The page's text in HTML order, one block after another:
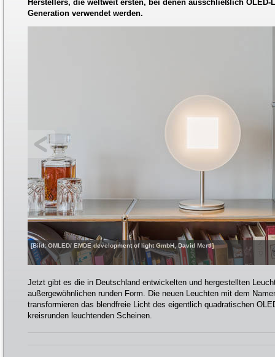
Herstellers, die weltweit ersten, bei denen ausschließlich
Generation verwendet werden.
[Bild: OMLED/ EMDE development of light GmbH, David Mertl]
Jetzt gibt es die in Deutschland entwickelten und hergestellten
außergewöhnlichen runden Form. Die neuen Leuchten mit dem
transformieren das blendfreie Licht des eigentlich quadratischen
kreisrunden leuchtenden Scheinen.